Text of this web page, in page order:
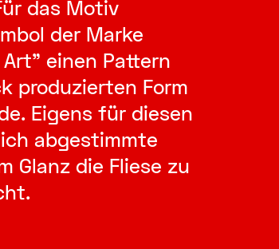
das Motiv
der Marke
einen Pattern
produzierten Form
Eigens für diesen
abgestimmte
Glanz die Fliese zu